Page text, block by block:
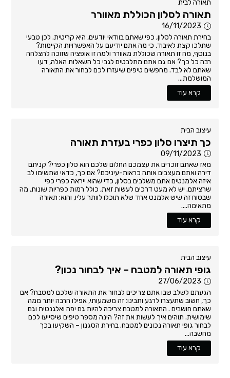
תאורה לבית
תאורה לסלון הכוללת מאוורר
16/11/2023
בחירת תאורה לסלון, כפי שאתם בוודאי יודעים, היא קריטית. לכן טבעי
שתלכו קצת לאיבוד, כי מה אתם יודיעם על האפשרויות הקיימות?
בנוסף, מה זו תאורה שכוללת מאוורר ולמה זו אופציה שזוכה להצלחה
רבה כל כך? אם גם אתם מתלבטים לגבי כל השאלות האלה, דעו
שאתם לא לבד. מחפשים טיפים שיעזרו לכם לבחור את התאורה
המושלמת...
קרא עוד
עיצוב הבית
כך תיצרו סלון כפרי בעזרת תאורה
09/11/2023
מאז שאתם זוכרים את עצמכם החלום שלכם הוא סלון כפרי? קניתם
דירה ואתם מעצבים אותה כראות-עיניכם? אם כך, כדאי שתשימו לב
איזה אלמנטים אתם משלבים בסלון, כדי שהוא ייראה כפרי כפי
שרציתם. יש לא מעט דרכים לעשות זאת, כולל רמות כפריות שונות. מה
שבטוח זה שיש אלמנט אחד שלא תוכלו לוותר עליו, והוא: תאורה
מתאימה....
קרא עוד
עיצוב הבית
גופי תאורה למטבח – איך לבחור נכון?
27/06/2023
הגעתם לשלב שבו אתם צריכים לבחור את התאורה שלכם למטבח? אם
כך, חשוב שתעצרו לרגע ותבינו: זה משמעותי, אפילו הרבה יותר ממה
שאתם חושבים . התאורה למטבח צריכה להיות גם יפה ואלגנטית וגם
שימושית. תוהים איך לעשות את זה? הינה מספר טיפים שיסייעו לכם
לבחור גופי תאורה נכונים למטבח. בחירת הסגנון – השקיעו בכך
מחשבה...
קרא עוד